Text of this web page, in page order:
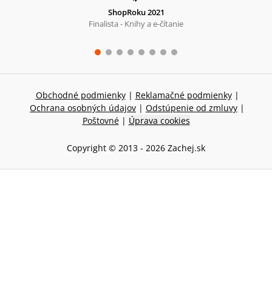
ShopRoku 2021
Finalista - Knihy a e-čítanie
Obchodné podmienky | Reklamačné podmienky |
Ochrana osobných údajov | Odstúpenie od zmluvy |
Poštovné | Úprava cookies
Copyright © 2013 - 2026 Zachej.sk